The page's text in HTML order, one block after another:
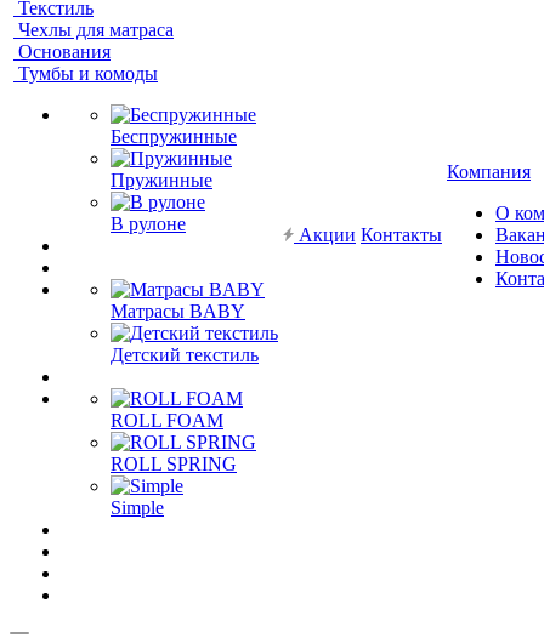
Текстиль
Чехлы для матраса
Основания
Тумбы и комоды
Беспружинные
Пружинные
В рулоне
Матрасы BABY
Детский текстиль
ROLL FOAM
ROLL SPRING
Simple
Акции Контакты
Компания
О